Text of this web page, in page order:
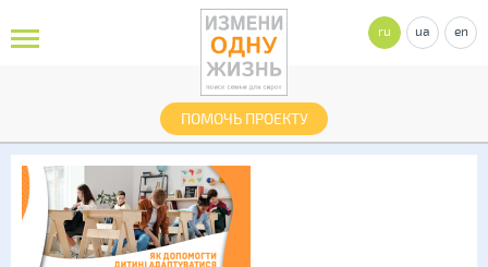
ПОМОЧЬ ПРОЕКТУ
ru ua en